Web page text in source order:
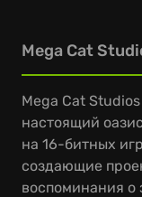
Mega Cat
Mega Cat
настоящий
на 16-битных
создающие
воспоминания о